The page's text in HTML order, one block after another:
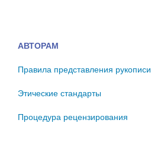
АВТОРАМ
Правила представления рукописи
Этические стандарты
Процедура рецензирования